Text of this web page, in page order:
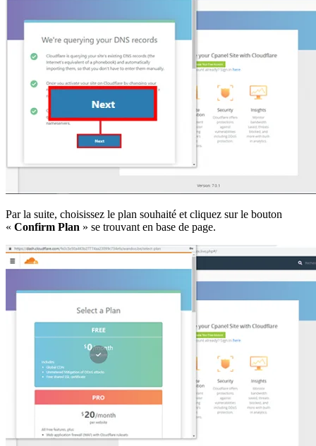
Par la suite, choisissez le plan souhaité et cliquez sur le bouton
« Confirm Plan » se trouvant en base de page.